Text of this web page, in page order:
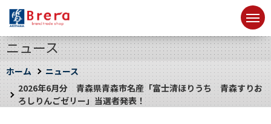
ニュース
ホーム
ニュース
2026年6月分 青森県青森市名産「富士清ほりうち 青森すりお
ろしりんごゼリー」当選者発表！